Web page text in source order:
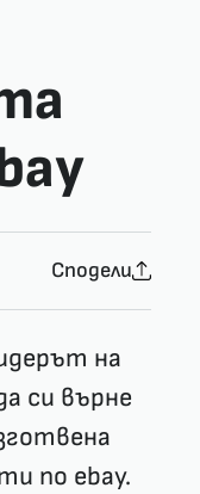
Сподели
на
си върне
по ebay.